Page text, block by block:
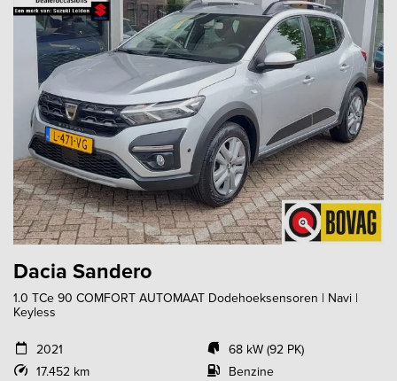
Dacia Sandero
1.0 TCe 90 COMFORT AUTOMAAT Dodehoeksensoren | Navi |
Keyless
2021
17.452 km
68 kW (92 PK)
Benzine